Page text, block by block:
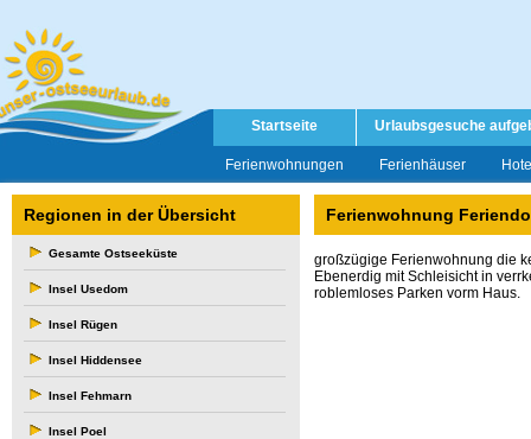
Startseite Urlaubsgesuche
Ferienwohnungen Ferienhäuser
Regionen in der Übersicht
Gesamte Ostseeküste
Insel Usedom
Insel Rügen
Insel Hiddensee
Insel Fehmarn
Insel Poel
Ferienwohnung
großzügige Ferienwohnung die
Ebenerdig mit Schleisicht in
roblemloses Parken vorm Haus.